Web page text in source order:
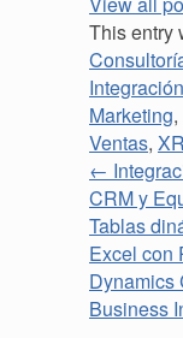
This entry
Integración
Marketing,
Ventas,
←
CRM y
Tablas
Excel con
Dynamics
Business